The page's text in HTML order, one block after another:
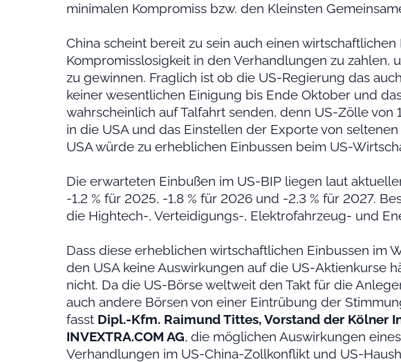
minimalen Kompromiss bzw. den Kleinsten
China scheint bereit zu sein auch einen wirtschaftlichen
Kompromisslosigkeit in den Verhandlungen zu zahlen,
zu gewinnen. Fraglich ist ob die US-Regierung das
keiner wesentlichen Einigung bis Ende Oktober und
wahrscheinlich auf Talfahrt senden, denn US-Zölle von
in die USA und das Einstellen der Exporte von
USA würde zu erheblichen Einbussen beim US-
Die erwarteten Einbußen im US-BIP liegen laut
-1,2 % für 2025, -1,8 % für 2026 und -2,3 % für 2027.
die Hightech-, Verteidigungs-, Elektrofahrzeug- und
Dass diese erheblichen wirtschaftlichen Einbussen im
den USA keine Auswirkungen auf die US-Aktienkurse
nicht. Da die US-Börse weltweit den Takt für die
auch andere Börsen von einer Eintrübung der
fasst Dipl.-Kfm. Raimund Tittes, Vorstand der Kölner
INVEXTRA.COM AG, die möglichen Auswirkungen
Verhandlungen im US-China-Zollkonflikt und US-